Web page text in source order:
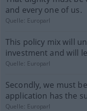
and every one of us.
Quelle: Europarl
This policy mix will
investment and will
Quelle: Europarl
Secondly, we must
application has the
Quelle: Europarl